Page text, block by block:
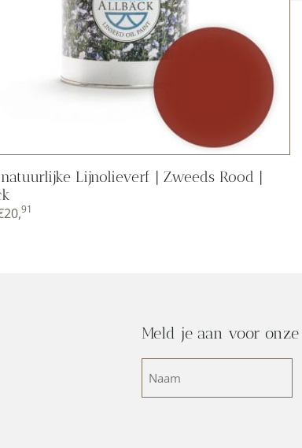
natuurlijke Lijnolieverf | Zweeds Rood |
20,91
Meld je aan voor
(Vereist)